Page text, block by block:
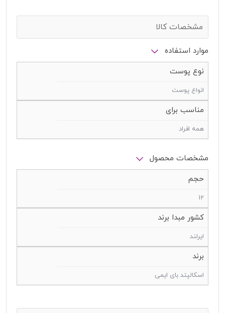
مشخصات کالا
موارد استفاده
نوع پوست
انواع پوست
مناسب برای
همه افراد
مشخصات محصول
حجم
12
کشور مبدا برند
ایرلند
برند
اسکالپتد بای ایمی